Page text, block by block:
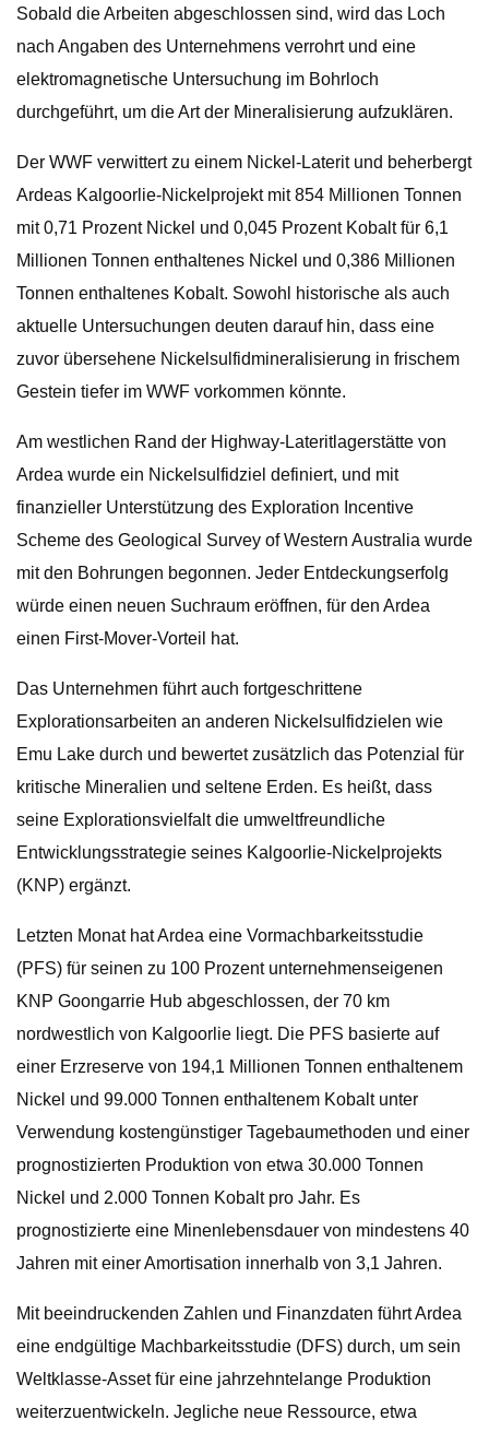
Sobald die Arbeiten abgeschlossen sind, wird das Loch
nach Angaben des Unternehmens verrohrt und eine
elektromagnetische Untersuchung im Bohrloch
durchgeführt, um die Art der Mineralisierung aufzuklären.
Der WWF verwittert zu einem Nickel-Laterit und beherbergt
Ardeas Kalgoorlie-Nickelprojekt mit 854 Millionen Tonnen
mit 0,71 Prozent Nickel und 0,045 Prozent Kobalt für 6,1
Millionen Tonnen enthaltenes Nickel und 0,386 Millionen
Tonnen enthaltenes Kobalt. Sowohl historische als auch
aktuelle Untersuchungen deuten darauf hin, dass eine
zuvor übersehene Nickelsulfidmineralisierung in frischem
Gestein tiefer im WWF vorkommen könnte.
Am westlichen Rand der Highway-Lateritlagerstätte von
Ardea wurde ein Nickelsulfidziel definiert, und mit
finanzieller Unterstützung des Exploration Incentive
Scheme des Geological Survey of Western Australia wurde
mit den Bohrungen begonnen. Jeder Entdeckungserfolg
würde einen neuen Suchraum eröffnen, für den Ardea
einen First-Mover-Vorteil hat.
Das Unternehmen führt auch fortgeschrittene
Explorationsarbeiten an anderen Nickelsulfidzielen wie
Emu Lake durch und bewertet zusätzlich das Potenzial für
kritische Mineralien und seltene Erden. Es heißt, dass
seine Explorationsvielfalt die umweltfreundliche
Entwicklungsstrategie seines Kalgoorlie-Nickelprojekts
(KNP) ergänzt.
Letzten Monat hat Ardea eine Vormachbarkeitsstudie
(PFS) für seinen zu 100 Prozent unternehmenseigenen
KNP Goongarrie Hub abgeschlossen, der 70 km
nordwestlich von Kalgoorlie liegt. Die PFS basierte auf
einer Erzreserve von 194,1 Millionen Tonnen enthaltenem
Nickel und 99.000 Tonnen enthaltenem Kobalt unter
Verwendung kostengünstiger Tagebaumethoden und einer
prognostizierten Produktion von etwa 30.000 Tonnen
Nickel und 2.000 Tonnen Kobalt pro Jahr. Es
prognostizierte eine Minenlebensdauer von mindestens 40
Jahren mit einer Amortisation innerhalb von 3,1 Jahren.
Mit beeindruckenden Zahlen und Finanzdaten führt Ardea
eine endgültige Machbarkeitsstudie (DFS) durch, um sein
Weltklasse-Asset für eine jahrzehntelange Produktion
weiterzuentwickeln. Jegliche neue Ressource, etwa